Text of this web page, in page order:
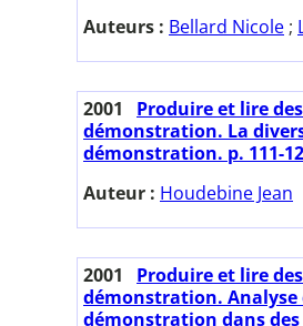
Auteurs : Bellard Nicole ;
2001
Produire et lire
démonstration. La
démonstration. p. 111-
Auteur : Houdebine Jean
2001
Produire et lire
démonstration. Analyse
démonstration dans des